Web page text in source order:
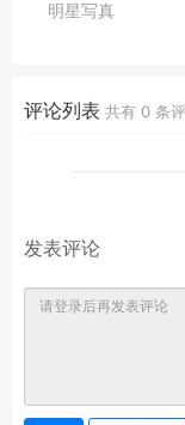
『瞳☆キララ
明星写真
评论列表 共有 0 条
发表评论